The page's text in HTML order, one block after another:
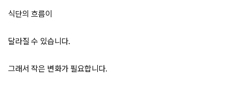
식단의 흐름이
달라질 수 있습니다.
그래서 작은 변화가 필요합니다.